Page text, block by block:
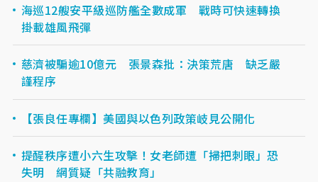
海巡12艘安平級巡防艦全數成軍 戰時可快速轉換
掛載雄風飛彈
慈濟被騙逾10億元 張景森批：決策荒唐 缺乏嚴
謹程序
【張良任專欄】美國與以色列政策岐見公開化
提醒秩序遭小六生攻擊！女老師遭「掃把刺眼」恐
失明 網質疑「共融教育」